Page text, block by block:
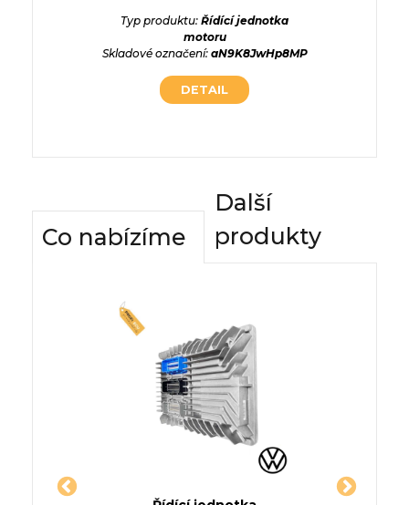
Typ produktu: Řídící jednotka
motoru
Skladové označení: aN9K8JwHp8MP
DETAIL
Co nabízíme
Další
produkty